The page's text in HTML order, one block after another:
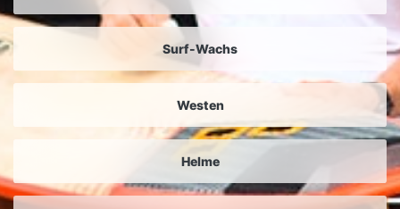
Surf-Wachs
Westen
Helme